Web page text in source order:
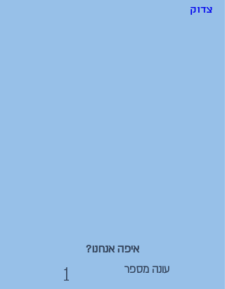
צדוק
איפה אנחנו?
1
עונה מספר